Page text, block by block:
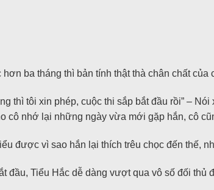
ba tháng thì bản tính thật thà chân chất của
thì tôi xin phép, cuộc thi sắp bắt đầu rồi” –
cô nhớ lại những ngày vừa mới gặp hắn, cô
được vì sao hắn lại thích trêu chọc đến thế,
đầu, Tiểu Hắc dễ dàng vượt qua vô số đối thủ